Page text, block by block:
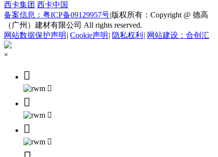
西卡集团 西卡中国
备案信息：粤ICP备09129957号|版权所有：Copyright @ 德高
（广州）建材有限公司 All rights reserved.
网站数据保护声明 | Cookie声明 | 隐私权利 | 网站建设：合创汇
×





